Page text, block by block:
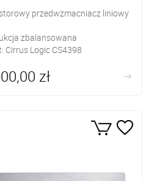
przedwzmacniacz liniowy
zbalansowana
Cirrus Logic CS4398
PDIF (TosLink, coax RCA, BNC) i
zł